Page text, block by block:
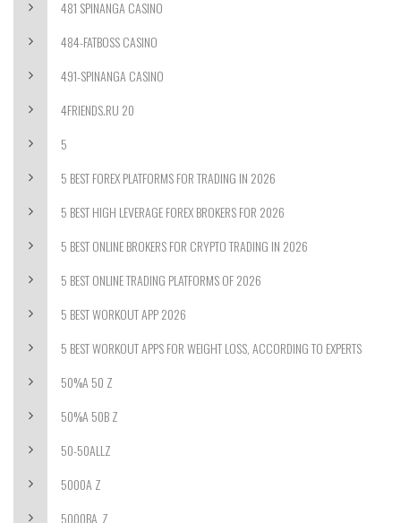
481 SPINANGA CASINO
484-FATBOSS CASINO
491-SPINANGA CASINO
4FRIENDS.RU 20
5
5 BEST FOREX PLATFORMS FOR TRADING IN 2026
5 BEST HIGH LEVERAGE FOREX BROKERS FOR 2026
5 BEST ONLINE BROKERS FOR CRYPTO TRADING IN 2026
5 BEST ONLINE TRADING PLATFORMS OF 2026
5 BEST WORKOUT APP 2026
5 BEST WORKOUT APPS FOR WEIGHT LOSS, ACCORDING TO EXPERTS
50%A 50 Z
50%A 50B Z
50-50ALLZ
5000A Z
5000BA_Z